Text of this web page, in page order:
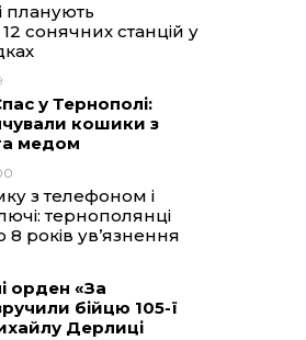
планують
сонячних станцій у
у Тернополі:
кошики з
медом
з телефоном і
тернополянці
8 років ув’язнення
орден «За
бійцю 105-ї
Дерлиці